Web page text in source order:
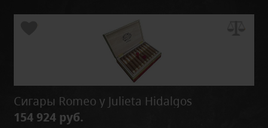
Сигары Romeo y Julieta Hidalgos
154 924 руб.